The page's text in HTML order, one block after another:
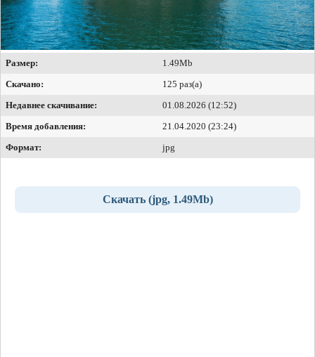
Размер:
1.49Mb
Скачано:
125 раз(а)
Недавнее скачивание:
01.08.2026 (12:52)
Время добавления:
21.04.2020 (23:24)
Формат:
jpg
Скачать (jpg, 1.49Mb)